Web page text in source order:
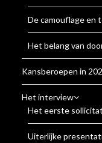
De camouflage en
Het belang van
Kansberoepen in
Het interview
Het eerste
Uiterlijke